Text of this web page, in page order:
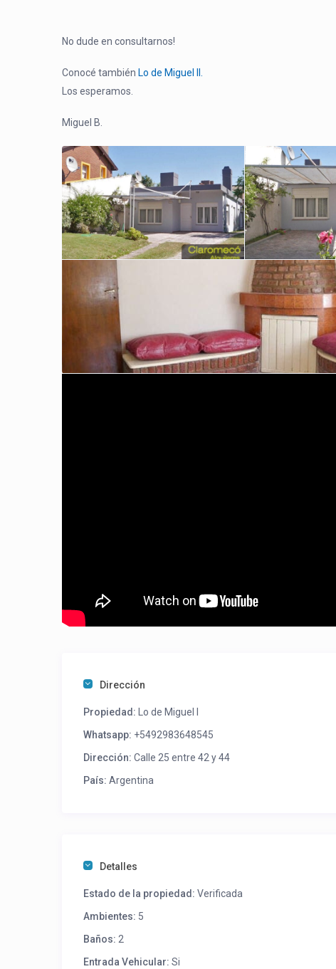
No dude en consultarnos!
Conocé también Lo de Miguel II.
Los esperamos.
Miguel B.
Dirección
Propiedad: Lo de Miguel I
Whatsapp: +5492983648545
Dirección: Calle 25 entre 42 y 44
País: Argentina
Detalles
Estado de la propiedad: Verificada
Ambientes: 5
Baños: 2
Entrada Vehicular: Si